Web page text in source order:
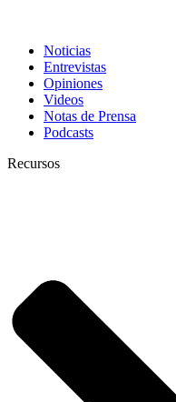
Noticias
Entrevistas
Opiniones
Videos
Notas de Prensa
Podcasts
Recursos